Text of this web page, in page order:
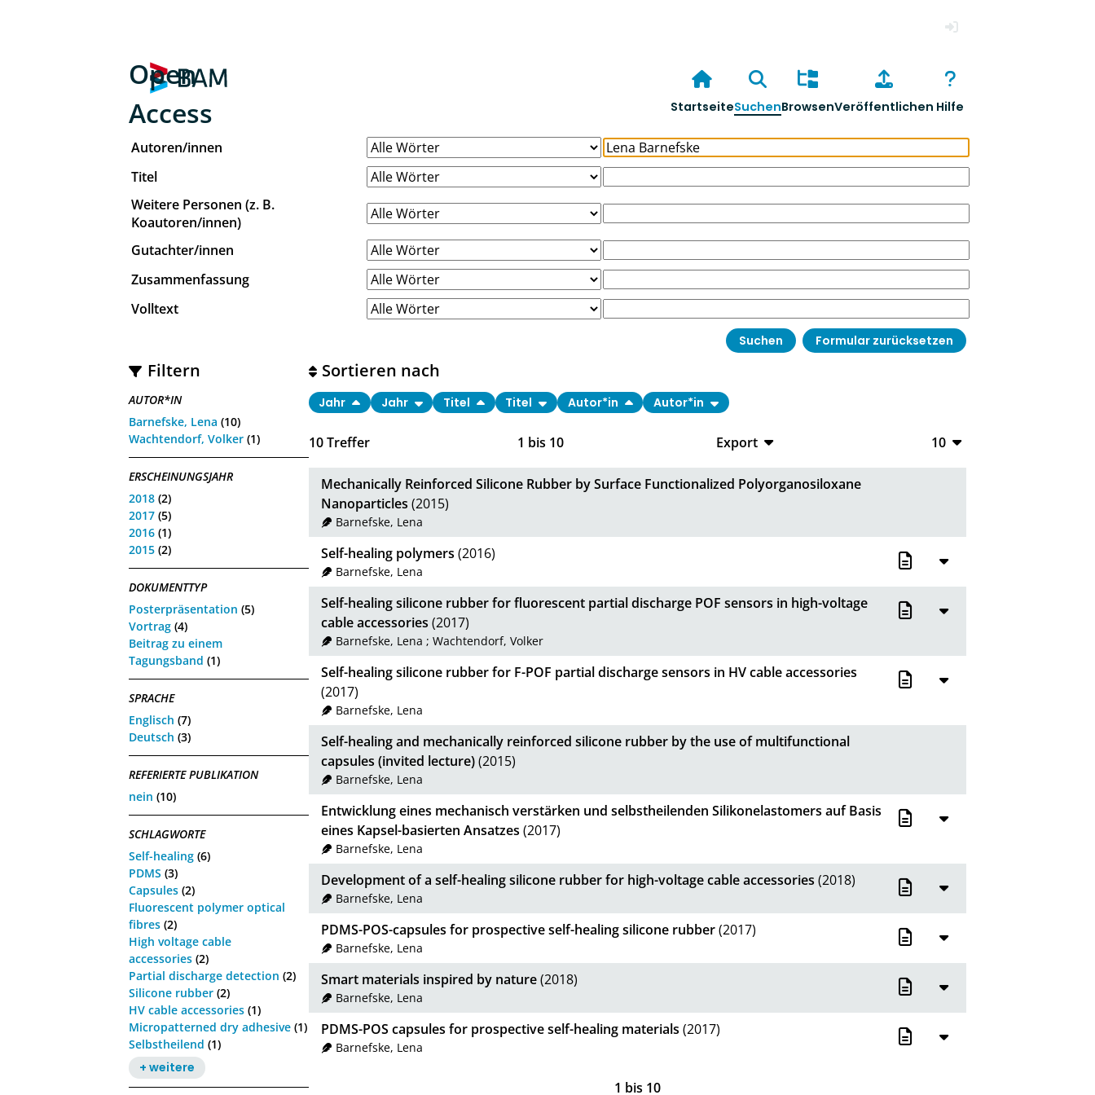
Open
Access
StartseiteSuchenBrowsenVeröffentlichen Hilfe
Autoren/innen
Titel
Weitere Personen (z. B.
Koautoren/innen)
Gutachter/innen
Zusammenfassung
Volltext
Filtern
AUTOR*IN
Barnefske, Lena (10)
Wachtendorf, Volker (1)
ERSCHEINUNGSJAHR
2018 (2)
2017 (5)
2016 (1)
2015 (2)
DOKUMENTTYP
Posterpräsentation (5)
Vortrag (4)
Beitrag zu einem
Tagungsband (1)
SPRACHE
Englisch (7)
Deutsch (3)
REFERIERTE PUBLIKATION
nein (10)
SCHLAGWORTE
Self-healing (6)
PDMS (3)
Capsules (2)
Fluorescent polymer optical
fibres (2)
High voltage cable
accessories (2)
Partial discharge detection (2)
Silicone rubber (2)
HV cable accessories (1)
Micropatterned dry adhesive (1)
Selbstheilend (1)
+ weitere
10Treffer 1 bis 10
Export
CSV
XML
10
10
50
100
Sortieren nach
Jahr Jahr Titel Titel Autor*in Autor*in
Mechanically Reinforced Silicone Rubber by Surface Functionalized Polyorganosiloxane
Nanoparticles (2015)
Barnefske, Lena
Self-healing polymers (2016)
Barnefske, Lena
Self-healing silicone rubber for fluorescent partial discharge POF sensors in high-voltage
cable accessories (2017)
Barnefske, Lena ;Wachtendorf, Volker
Self-healing silicone rubber for F-POF partial discharge sensors in HV cable accessories
(2017)
Barnefske, Lena
Self-healing and mechanically reinforced silicone rubber by the use of multifunctional
capsules (invited lecture)(2015)
Barnefske, Lena
Entwicklung eines mechanisch verstärken und selbstheilenden Silikonelastomers auf Basis
eines Kapsel-basierten Ansatzes (2017)
Barnefske, Lena
Development of a self-healing silicone rubber for high-voltage cable accessories (2018)
Barnefske, Lena
PDMS-POS-capsules for prospective self-healing silicone rubber(2017)
Barnefske, Lena
Smart materials inspired by nature(2018)
Barnefske, Lena
PDMS-POS capsules for prospective self-healing materials (2017)
Barnefske, Lena
1 bis 10